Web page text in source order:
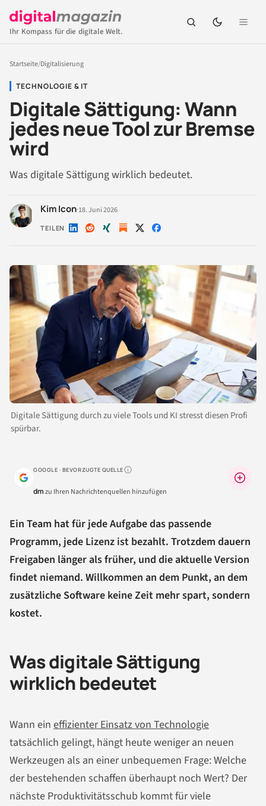
Ihr Kompass für die digitale Welt.
Startseite/Digitalisierung
TECHNOLOGIE & IT
Digitale Sättigung: Wann
jedes neue Tool zur Bremse
wird
Was digitale Sättigung wirklich bedeutet.
Kim Icon·18. Juni 2026
TEILEN Auf Auf Auf Auf Auf
Digitale Sättigung durch zu viele Tools und KI stresst diesen Profi
spürbar.
GOOGLE · BEVORZUGTE QUELLEWarum lohnt sich das?
dmzu Ihren Nachrichtenquellen hinzufügen
Ein Team hat für jede Aufgabe das passende
Programm, jede Lizenz ist bezahlt. Trotzdem dauern
Freigaben länger als früher, und die aktuelle Version
findet niemand. Willkommen an dem Punkt, an dem
zusätzliche Software keine Zeit mehr spart, sondern
kostet.
Was digitale Sättigung
wirklich bedeutet
Wann ein effizienter Einsatz von Technologie
tatsächlich gelingt, hängt heute weniger an neuen
Werkzeugen als an einer unbequemen Frage: Welche
der bestehenden schaffen überhaupt noch Wert? Der
nächste Produktivitätsschub kommt für viele